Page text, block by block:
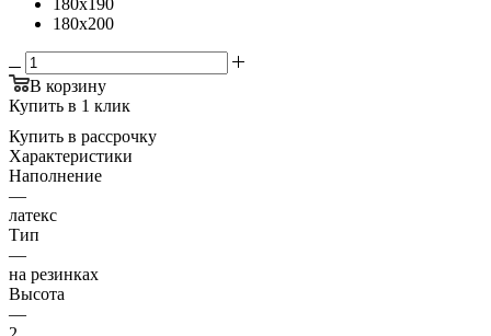
180x200
В корзину
Купить в 1 клик
Купить в рассрочку
Характеристики
Наполнение
—
латекс
Тип
—
на резинках
Высота
—